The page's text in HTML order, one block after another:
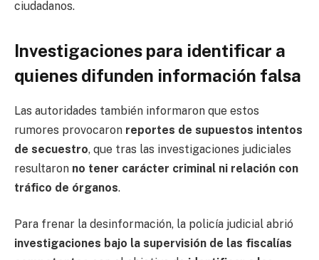
ciudadanos.
Investigaciones para identificar a
quienes difunden información falsa
Las autoridades también informaron que estos
rumores provocaron reportes de supuestos intentos
de secuestro, que tras las investigaciones judiciales
resultaron no tener carácter criminal ni relación con
tráfico de órganos.
Para frenar la desinformación, la policía judicial abrió
investigaciones bajo la supervisión de las fiscalías